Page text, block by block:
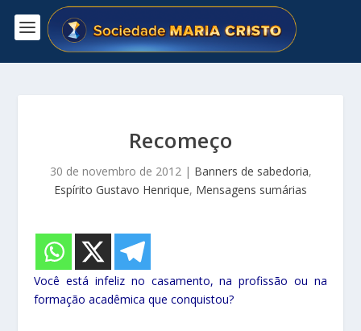
Recomeço
30 de novembro de 2012 | Banners de sabedoria,
Espírito Gustavo Henrique, Mensagens sumárias
Você está infeliz no casamento, na profissão ou na
formação acadêmica que conquistou?